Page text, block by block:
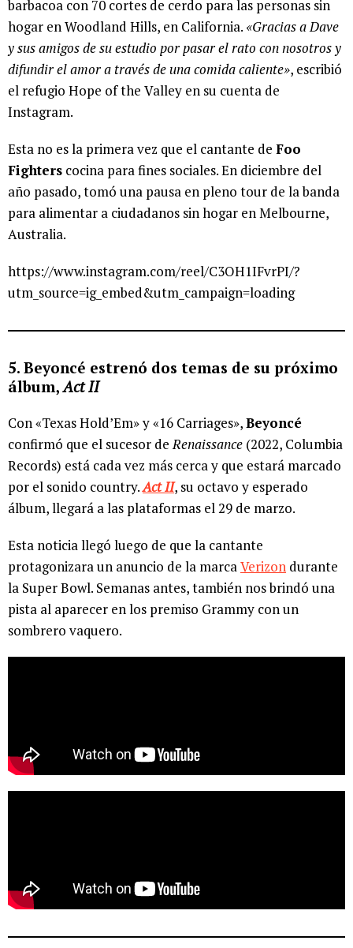
barbacoa con 70 cortes de cerdo para las personas sin
hogar en Woodland Hills, en California. «Gracias a Dave
y sus amigos de su estudio por pasar el rato con nosotros y
difundir el amor a través de una comida caliente», escribió
el refugio Hope of the Valley en su cuenta de
Instagram.
Esta no es la primera vez que el cantante de Foo
Fighters cocina para fines sociales. En diciembre del
año pasado, tomó una pausa en pleno tour de la banda
para alimentar a ciudadanos sin hogar en Melbourne,
Australia.
https://www.instagram.com/reel/C3OH1IFvrPI/?
utm_source=ig_embed&utm_campaign=loading
5. Beyoncé estrenó dos temas de su próximo
álbum,Act II
Con «Texas Hold’Em» y «16 Carriages»,Beyoncé
confirmó que el sucesor deRenaissance (2022, Columbia
Records) está cada vez más cerca y que estará marcado
por el sonido country.Act II, su octavo y esperado
álbum, llegará a las plataformas el 29 de marzo.
Esta noticia llegó luego de que la cantante
protagonizara un anuncio de la marcaVerizon durante
la Super Bowl. Semanas antes, también nos brindó una
pista al aparecer en los premiso Grammy con un
sombrero vaquero.